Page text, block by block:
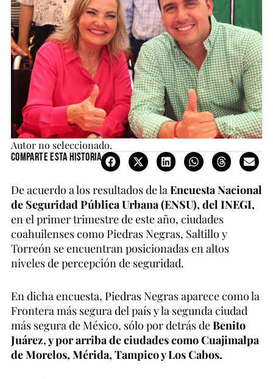
Autor no seleccionado.
Comparte esta historia
De acuerdo a los resultados de la Encuesta Nacional
de Seguridad Pública Urbana (ENSU), del INEGI,
en el primer trimestre de este año, ciudades
coahuilenses como Piedras Negras, Saltillo y
Torreón se encuentran posicionadas en altos
niveles de percepción de seguridad.
En dicha encuesta, Piedras Negras aparece como la
Frontera más segura del país y la segunda ciudad
más segura de México, sólo por detrás deBenito
Juárez, y por arriba de ciudades como Cuajimalpa
de Morelos, Mérida, Tampico y Los Cabos.